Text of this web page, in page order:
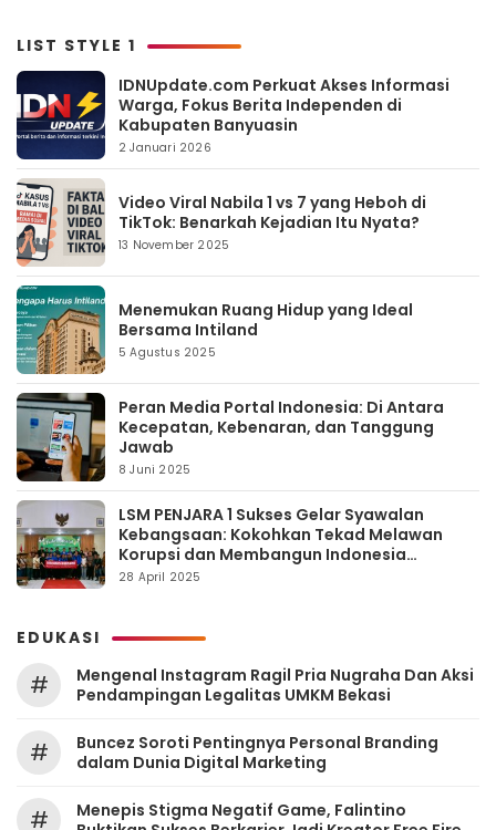
LIST STYLE 1
IDNUpdate.com Perkuat Akses Informasi
Warga, Fokus Berita Independen di
Kabupaten Banyuasin
2 Januari 2026
Video Viral Nabila 1 vs 7 yang Heboh di
TikTok: Benarkah Kejadian Itu Nyata?
13 November 2025
Menemukan Ruang Hidup yang Ideal
Bersama Intiland
5 Agustus 2025
Peran Media Portal Indonesia: Di Antara
Kecepatan, Kebenaran, dan Tanggung
Jawab
8 Juni 2025
LSM PENJARA 1 Sukses Gelar Syawalan
Kebangsaan: Kokohkan Tekad Melawan
Korupsi dan Membangun Indonesia
Berintegritas
28 April 2025
EDUKASI
#
Mengenal Instagram Ragil Pria Nugraha Dan Aksi
Pendampingan Legalitas UMKM Bekasi
#
‎Buncez Soroti Pentingnya Personal Branding
dalam Dunia Digital Marketing
#
Menepis Stigma Negatif Game, Falintino